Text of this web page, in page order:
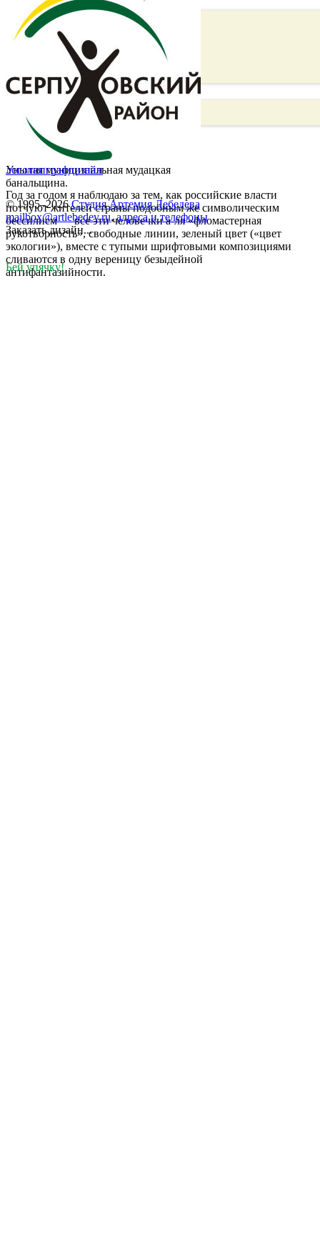
Унылая муниципальная мудацкая
банальщина.
Год за годом я наблюдаю за тем, как российские власти
потчуют жителей страны подобным же символическим
бессилием — все эти человечки а-ля «фломастерная
рукотворность», свободные линии, зеленый цвет («цвет
экологии»), вместе с тупыми шрифтовыми композициями
сливаются в одну вереницу безыдейной
антифантазийности.
Бей упячку!
логотипграфдизайн
© 1995–2026 Студия Артемия Лебедева
mailbox@artlebedev.ru, адреса и телефоны
Заказать дизайн...